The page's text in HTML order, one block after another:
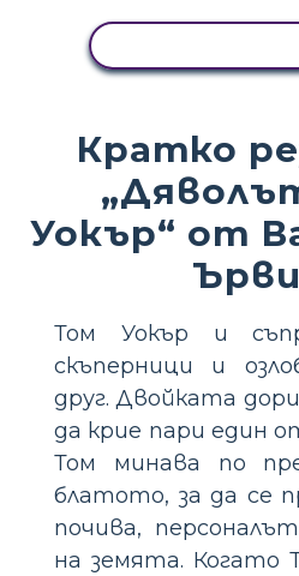
Кратко
Уокър“ от
Том Уокър и
скъперници и
друг. Двойката
да крие пари един
Том минава по
блатото, за да се
почива,
на земята. Когато